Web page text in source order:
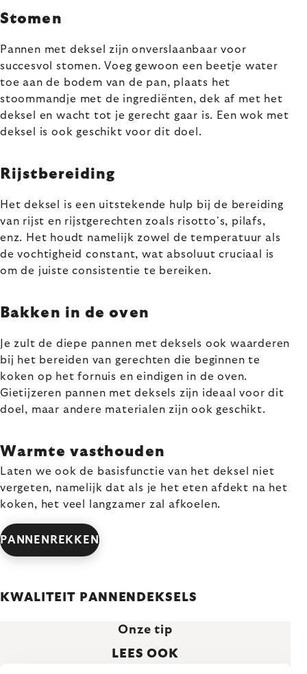
Stomen
Pannen met deksel zijn onverslaanbaar voor
succesvol stomen. Voeg gewoon een beetje water
toe aan de bodem van de pan, plaats het
stoommandje met de ingrediënten, dek af met het
deksel en wacht tot je gerecht gaar is. Een wok met
deksel is ook geschikt voor dit doel.
Rijstbereiding
Het deksel is een uitstekende hulp bij de bereiding
van rijst en rijstgerechten zoals risotto's, pilafs,
enz. Het houdt namelijk zowel de temperatuur als
de vochtigheid constant, wat absoluut cruciaal is
om de juiste consistentie te bereiken.
Bakken in de oven
Je zult de diepe pannen met deksels ook waarderen
bij het bereiden van gerechten die beginnen te
koken op het fornuis en eindigen in de oven.
Gietijzeren pannen met deksels zijn ideaal voor dit
doel, maar andere materialen zijn ook geschikt.
Warmte vasthouden
Laten we ook de basisfunctie van het deksel niet
vergeten, namelijk dat als je het eten afdekt na het
koken, het veel langzamer zal afkoelen.
PANNENREKKEN
KWALITEIT PANNENDEKSELS
Onze tip
LEES OOK